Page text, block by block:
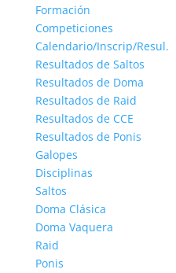
Formación
Competiciones
Calendario/Inscrip/Resul.
Resultados de Saltos
Resultados de Doma
Resultados de Raid
Resultados de CCE
Resultados de Ponis
Galopes
Disciplinas
Saltos
Doma Clásica
Doma Vaquera
Raid
Ponis